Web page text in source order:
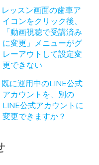
レッスン画面の歯車ア
イコンをクリック後、
「動画視聴で受講済み
に変更」メニューがグ
レーアウトして設定変
更できない
既に運用中のLINE公式
アカウントを、別の
LINE公式アカウントに
変更できますか？